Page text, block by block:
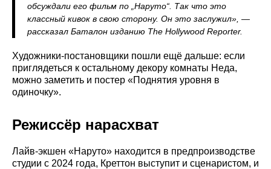
обсуждали его фильм по „Наруто“. Так что это
классный кивок в свою сторону. Он это заслужил», —
рассказал Баталон изданию The Hollywood Reporter.
Художники-постановщики пошли ещё дальше: если
приглядеться к остальному декору комнаты Неда,
можно заметить и постер «Поднятия уровня в
одиночку».
Режиссёр нарасхват
Лайв-экшен «Наруто» находится в предпроизводстве
студии с 2024 года, Креттон выступит и сценаристом, и